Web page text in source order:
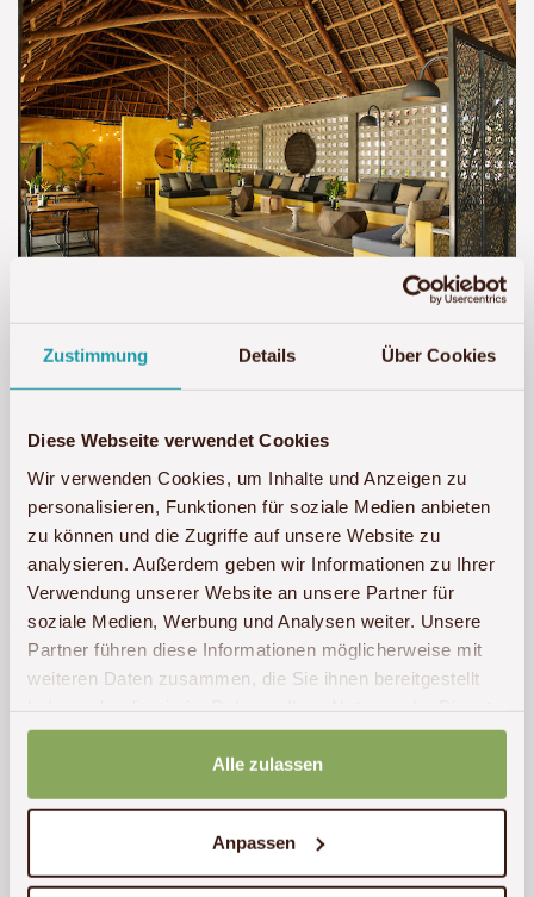
Zustimmung Details Über Cookies
Diese Webseite verwendet Cookies
Wir verwenden Cookies, um Inhalte und Anzeigen zu
personalisieren, Funktionen für soziale Medien anbieten
zu können und die Zugriffe auf unsere Website zu
analysieren. Außerdem geben wir Informationen zu Ihrer
Verwendung unserer Website an unsere Partner für
soziale Medien, Werbung und Analysen weiter. Unsere
Partner führen diese Informationen möglicherweise mit
weiteren Daten zusammen, die Sie ihnen bereitgestellt
gesammelt haben.
Alle zulassen
Anpassen